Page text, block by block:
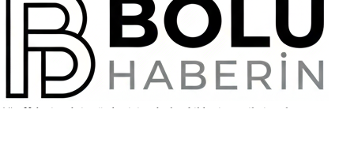
Ağrı Haberin şehrin gündemini en hızlı şekilde ziyaretçilerine ulaştıran